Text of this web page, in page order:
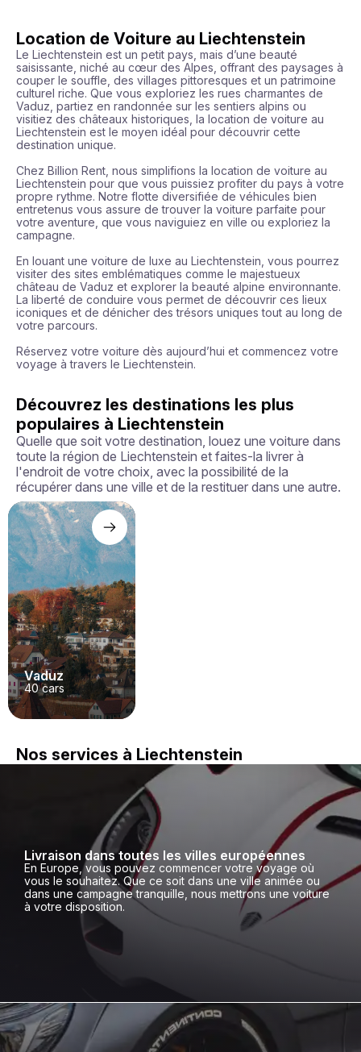
Location de Voiture au Liechtenstein
Le Liechtenstein est un petit pays, mais d’une beauté
saisissante, niché au cœur des Alpes, offrant des paysages à
couper le souffle, des villages pittoresques et un patrimoine
culturel riche. Que vous exploriez les rues charmantes de
Vaduz, partiez en randonnée sur les sentiers alpins ou
visitiez des châteaux historiques, la location de voiture au
Liechtenstein est le moyen idéal pour découvrir cette
destination unique.
Chez Billion Rent, nous simplifions la location de voiture au
Liechtenstein pour que vous puissiez profiter du pays à votre
propre rythme. Notre flotte diversifiée de véhicules bien
entretenus vous assure de trouver la voiture parfaite pour
votre aventure, que vous naviguiez en ville ou exploriez la
campagne.
En louant une voiture de luxe au Liechtenstein, vous pourrez
visiter des sites emblématiques comme le majestueux
château de Vaduz et explorer la beauté alpine environnante.
La liberté de conduire vous permet de découvrir ces lieux
iconiques et de dénicher des trésors uniques tout au long de
votre parcours.
Réservez votre voiture dès aujourd’hui et commencez votre
voyage à travers le Liechtenstein.
Découvrez les destinations les plus
populaires à Liechtenstein
Quelle que soit votre destination, louez une voiture dans
toute la région de Liechtenstein et faites-la livrer à
l'endroit de votre choix, avec la possibilité de la
récupérer dans une ville et de la restituer dans une autre.
Vaduz
40cars
Nos services à Liechtenstein
Livraison dans toutes les villes européennes
En Europe, vous pouvez commencer votre voyage où
vous le souhaitez. Que ce soit dans une ville animée ou
dans une campagne tranquille, nous mettrons une voiture
à votre disposition.